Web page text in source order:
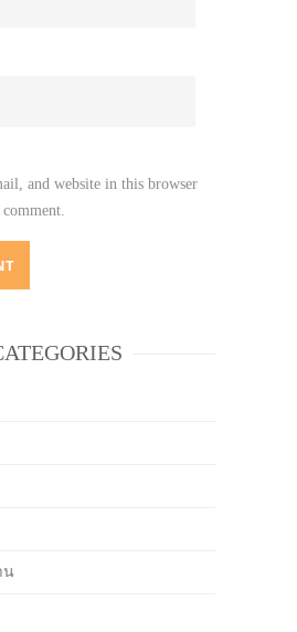
and website in this browser
น